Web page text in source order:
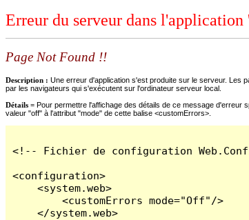
Erreur du serveur dans l'application
Page Not Found !!
Description : Une erreur d'application s'est produite sur le serveur. Les
par les navigateurs qui s'exécutent sur l'ordinateur serveur local.
Détails = Pour permettre l'affichage des détails de ce message d'erreur
valeur "off" à l'attribut "mode" de cette balise <customErrors>.
<!-- Fichier de configuration
<configuration>
    <system.web>
        <customErrors mode="Off"/>
    </system.web>